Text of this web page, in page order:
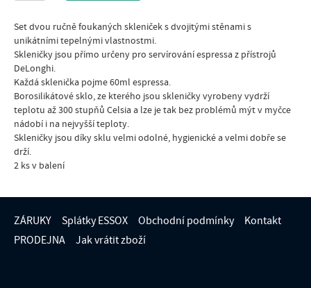
Set dvou ručně foukaných skleniček s dvojitými stěnami s
unikátními tepelnými vlastnostmi.
Skleničky jsou přímo určeny pro servírování espressa z přístrojů
DeLonghi.
Každá sklenička pojme 60ml espressa.
Borosilikátové sklo, ze kterého jsou skleničky vyrobeny vydrží
teplotu až 300 stupňů Celsia a lze je tak bez problémů mýt v myčce
nádobí i na nejvyšší teploty.
Skleničky jsou díky sklu velmi odolné, hygienické a velmi dobře se
drží.
2 ks v balení
ZÁRUKY Splátky ESSOX Obchodní podmínky
Kontakt
PRODEJNA
Jak vrátit zboží